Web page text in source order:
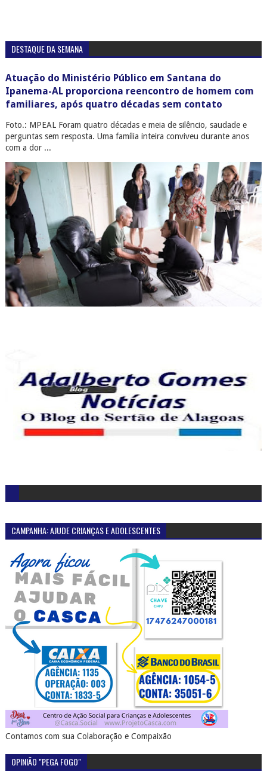
DESTAQUE DA SEMANA
Atuação do Ministério Público em Santana do
Ipanema-AL proporciona reencontro de homem com
familiares, após quatro décadas sem contato
Foto.: MPEAL Foram quatro décadas e meia de silêncio, saudade e
perguntas sem resposta. Uma família inteira conviveu durante anos
com a dor ...
CAMPANHA: AJUDE CRIANÇAS E ADOLESCENTES
Contamos com sua Colaboração e Compaixão
OPINIÃO "PEGA FOGO"